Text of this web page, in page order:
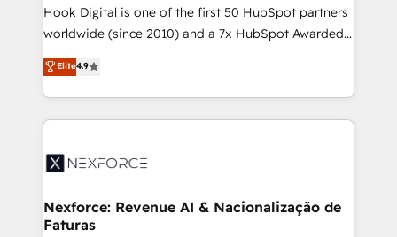
reach their full potential by providing transparent,
relationship-driven support. With over 300 HubSpot
technical know-how and strategic guidance you
need to succeed.
Hook Digital is one of the first 50 HubSpot partners
worldwide (since 2010) and a 7x HubSpot Awarded
Elite Partner. With 500+ projects across the U.S.,
Brazil, and LATAM, we combine global expertise with
regional experience. Today, we are Brazil’s largest
HubSpot Elite Partner—trusted by companies across
Implementation & Migration Onboarding across all
Station, Freshdesk, Intercom, and more. Custom
objects, automations, and integrations built for
Elite4.9
Nexforce: Revenue AI & Nacionalização de
Faturas